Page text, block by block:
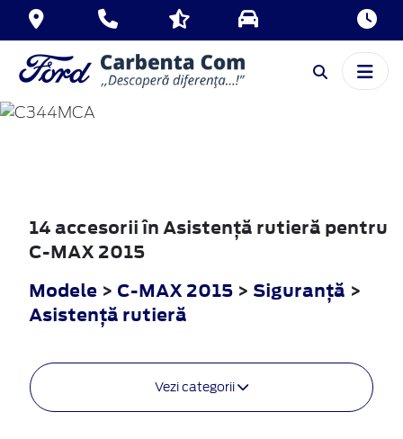
C-MAX
14 accesorii în Asistenţă rutieră pentru
C-MAX 2015
Modele > C-MAX 2015 > Siguranţă >
Asistenţă rutieră
Vezi categorii